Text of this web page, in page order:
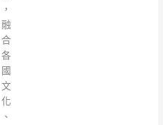
，
融
合
各
國
文
化
、